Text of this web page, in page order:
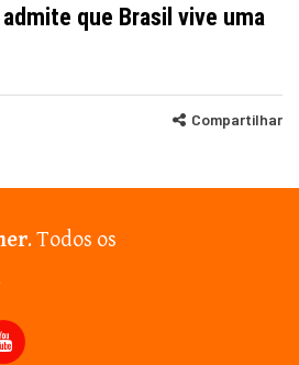
que Brasil vive uma
Compartilhar
. Todos os